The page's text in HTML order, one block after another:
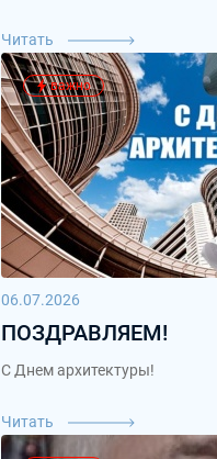
Читать
важно
06.07.2026
ПОЗДРАВЛЯЕМ!
С Днем архитектуры!
Читать